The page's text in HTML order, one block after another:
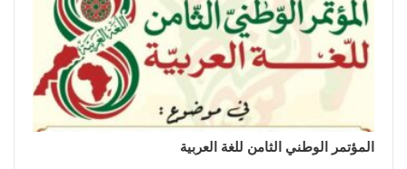
المؤتمر الوطني الثامن للغة العربية